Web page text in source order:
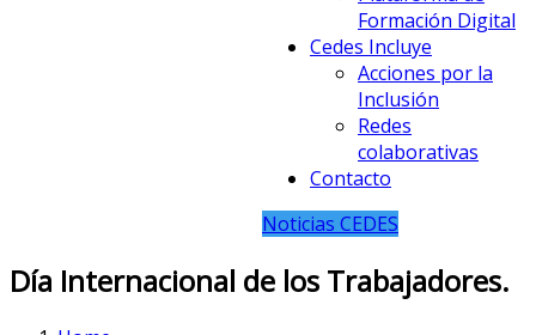
Formación Digital
Cedes Incluye
Acciones por la
Inclusión
Redes
colaborativas
Contacto
Noticias CEDES
Día Internacional de los Trabajadores.